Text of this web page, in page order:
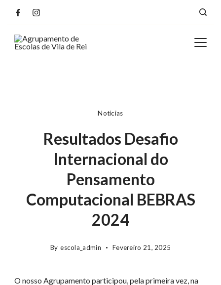
Notícias
Resultados Desafio
Internacional do
Pensamento
Computacional BEBRAS
2024
By escola_admin Fevereiro 21, 2025
O nosso Agrupamento participou, pela primeira vez, na